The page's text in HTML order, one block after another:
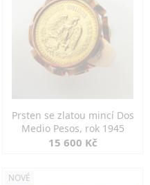
Prsten se zlatou mincí Dos
Medio Pesos, rok 1945
15 600 Kč
NOVÉ